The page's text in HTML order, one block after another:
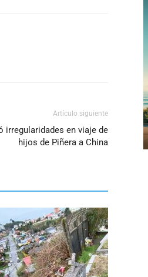
Artículo siguiente
irregularidades en viaje de
hijos de Piñera a China